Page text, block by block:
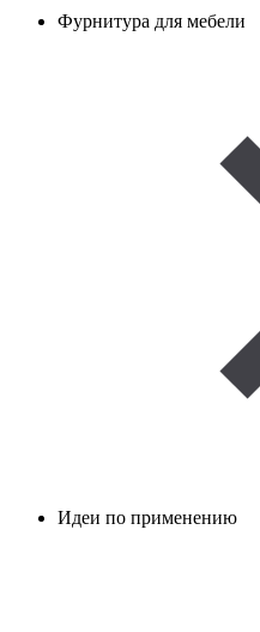
Фурнитура для мебели
Идеи по применению